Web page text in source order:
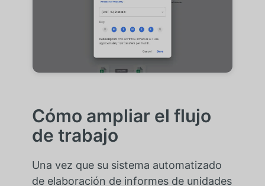
Cómo ampliar el flujo
de trabajo
Una vez que su sistema automatizado
de elaboración de informes de unidades